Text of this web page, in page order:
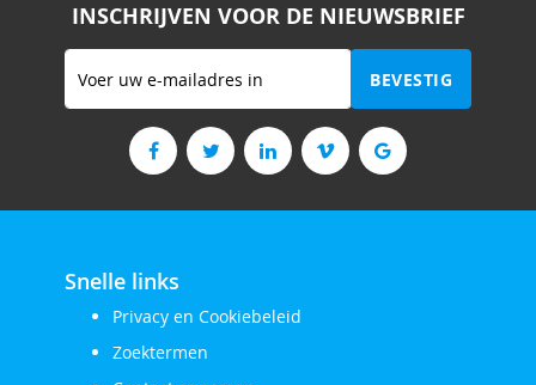
INSCHRIJVEN VOOR DE NIEUWSBRIEF
Abonneer
op
nieuwsbrief
BEVESTIG
Snelle links
Privacy en Cookiebeleid
Zoektermen